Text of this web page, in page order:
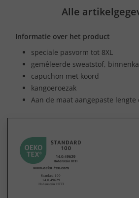
Alle
Informatie over het product
speciale pasvorm tot 8XL
gemêleerde sweatstof,
capuchon met koord
kangoeroezak
Aan de maat aangepaste lengte